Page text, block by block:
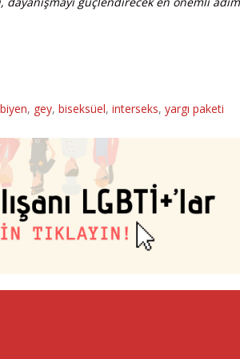
, gey, biseksüel, interseks, yargı paketi